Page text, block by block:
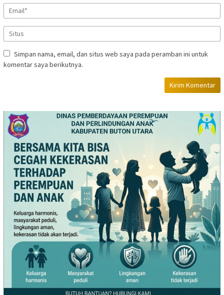
Simpan nama, email, dan situs web saya pada peramban ini untuk
komentar saya berikutnya.